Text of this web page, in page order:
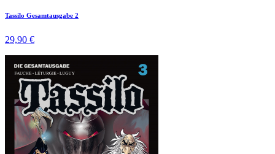
Tassilo Gesamtausgabe 2
29,90 €